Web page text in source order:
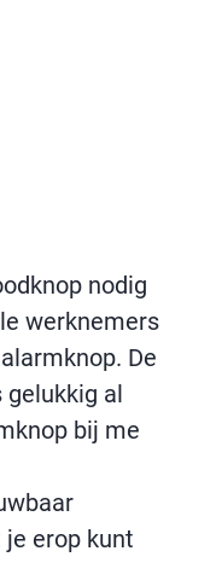
nodig
werknemers
De
al
bij me
erop kunt